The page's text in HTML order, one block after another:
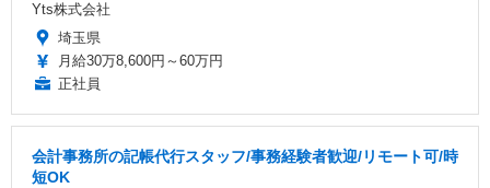
Yts株式会社
埼玉県
月給30万8,600円～60万円
正社員
会計事務所の記帳代行スタッフ/事務経験者歓迎/リモート可/時
短OK